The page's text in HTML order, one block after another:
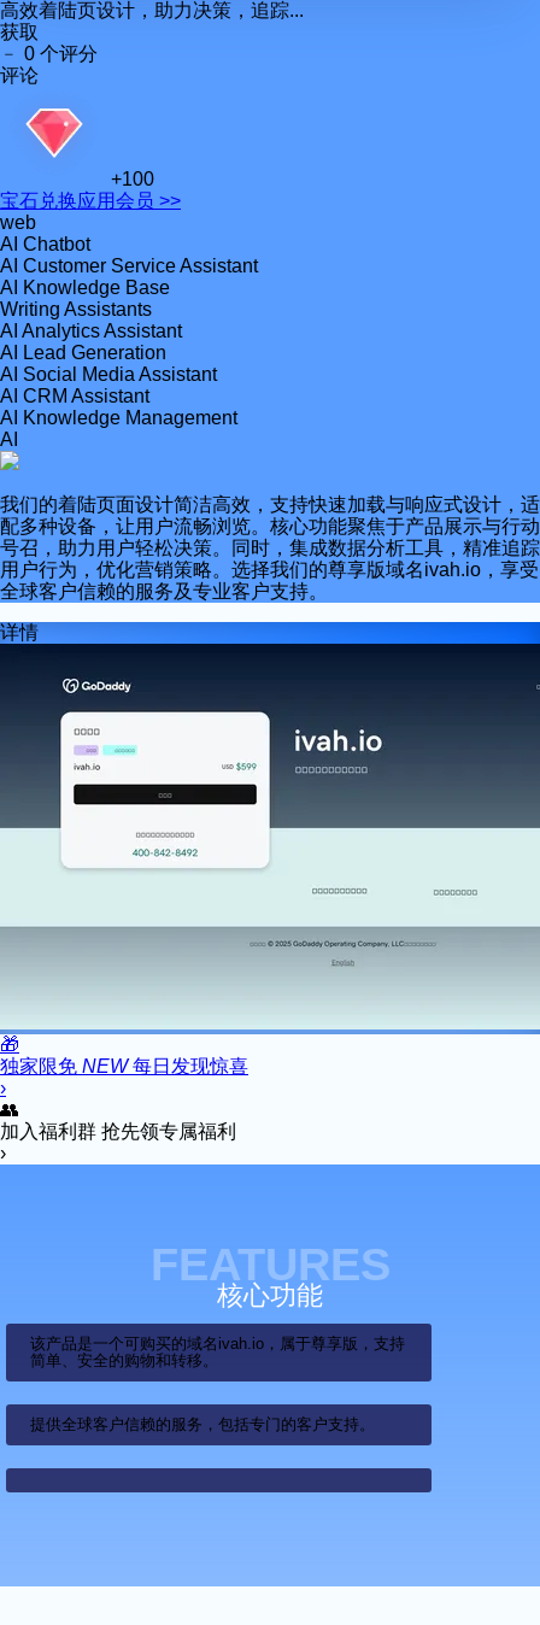
高效着陆页设计，助力决策，追踪...
获取
﹣ 0 个评分
评论
+100
宝石兑换应用会员 >>
web
AI Chatbot
AI Customer Service Assistant
AI Knowledge Base
Writing Assistants
AI Analytics Assistant
AI Lead Generation
AI Social Media Assistant
AI CRM Assistant
AI Knowledge Management
AI
我们的着陆页面设计简洁高效，支持快速加载与响应式设计，适
配多种设备，让用户流畅浏览。核心功能聚焦于产品展示与行动
号召，助力用户轻松决策。同时，集成数据分析工具，精准追踪
用户行为，优化营销策略。选择我们的尊享版域名ivah.io，享受
全球客户信赖的服务及专业客户支持。
详情
🎁
独家限免 NEW 每日发现惊喜
›
👥
加入福利群 抢先领专属福利
›
FEATURES
核心功能
该产品是一个可购买的域名ivah.io，属于尊享版，支持
简单、安全的购物和转移。
提供全球客户信赖的服务，包括专门的客户支持。